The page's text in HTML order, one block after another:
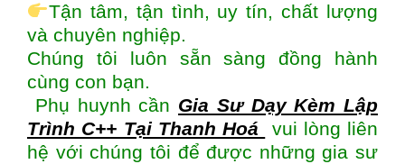
Tận tâm, tận tình, uy tín, chất lượng
và chuyên nghiệp.
Chúng tôi luôn sẵn sàng đồng hành
cùng con bạn.
Phụ huynh cần Gia Sư Dạy Kèm Lập
Trình C++ Tại Thanh Hoá
vui lòng liên
hệ với chúng tôi để được những gia sư